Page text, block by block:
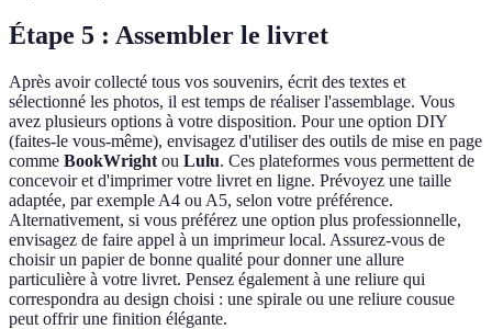
Étape 5 : Assembler le livret
Après avoir collecté tous vos souvenirs, écrit des textes et
sélectionné les photos, il est temps de réaliser l'assemblage. Vous
avez plusieurs options à votre disposition. Pour une option DIY
(faites-le vous-même), envisagez d'utiliser des outils de mise en page
comme BookWright ou Lulu. Ces plateformes vous permettent de
concevoir et d'imprimer votre livret en ligne. Prévoyez une taille
adaptée, par exemple A4 ou A5, selon votre préférence.
Alternativement, si vous préférez une option plus professionnelle,
envisagez de faire appel à un imprimeur local. Assurez-vous de
choisir un papier de bonne qualité pour donner une allure
particulière à votre livret. Pensez également à une reliure qui
correspondra au design choisi : une spirale ou une reliure cousue
peut offrir une finition élégante.